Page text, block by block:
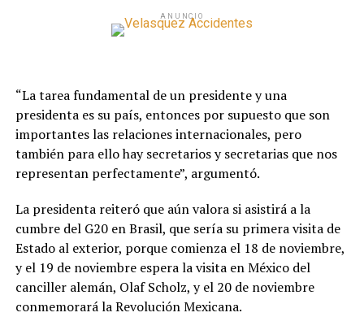
ANUNCIO
“La tarea fundamental de un presidente y una
presidenta es su país, entonces por supuesto que son
importantes las relaciones internacionales, pero
también para ello hay secretarios y secretarias que nos
representan perfectamente”, argumentó.
La presidenta reiteró que aún valora si asistirá a la
cumbre del G20 en Brasil, que sería su primera visita de
Estado al exterior, porque comienza el 18 de noviembre,
y el 19 de noviembre espera la visita en México del
canciller alemán, Olaf Scholz, y el 20 de noviembre
conmemorará la Revolución Mexicana.